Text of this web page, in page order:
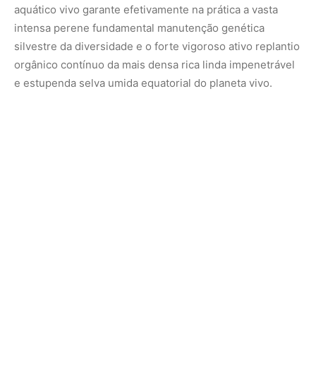
aquático vivo garante efetivamente na prática a vasta
intensa perene fundamental manutenção genética
silvestre da diversidade e o forte vigoroso ativo replantio
orgânico contínuo da mais densa rica linda impenetrável
e estupenda selva umida equatorial do planeta vivo.